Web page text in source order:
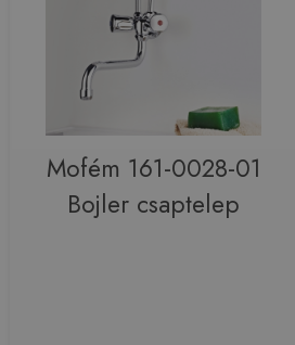
Mofém 161-0028-01
Bojler csaptelep